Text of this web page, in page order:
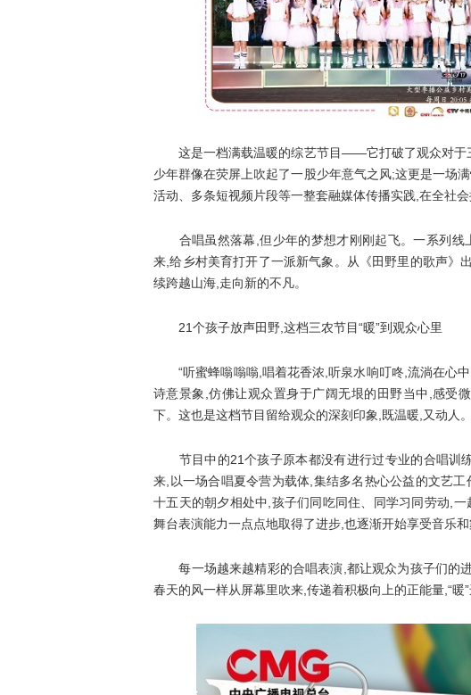
这是一档满载温暖的综艺节目——它打破了观众对于
少年群像在荧屏上吹起了一股少年意气之风;这更是一
活动、多条短视频片段等一整套融媒体传播实践,在全社
合唱虽然落幕,但少年的梦想才刚刚起飞。一系列线
来,给乡村美育打开了一派新气象。从《田野里的歌声》
续跨越山海,走向新的不凡。
21个孩子放声田野,这档三农节目“暖”到观众心里
“听蜜蜂嗡嗡嗡,唱着花香浓,听泉水响叮咚,流淌在心中
诗意景象,仿佛让观众置身于广阔无垠的田野当中,感受
下。这也是这档节目留给观众的深刻印象,既温暖,又动人。
节目中的21个孩子原本都没有进行过专业的合唱训
来,以一场合唱夏令营为载体,集结多名热心公益的文艺
十五天的朝夕相处中,孩子们同吃同住、同学习同劳动,
舞台表演能力一点点地取得了进步,也逐渐开始享受音乐和
每一场越来越精彩的合唱表演,都让观众为孩子们的
春天的风一样从屏幕里吹来,传递着积极向上的正能量,“暖”